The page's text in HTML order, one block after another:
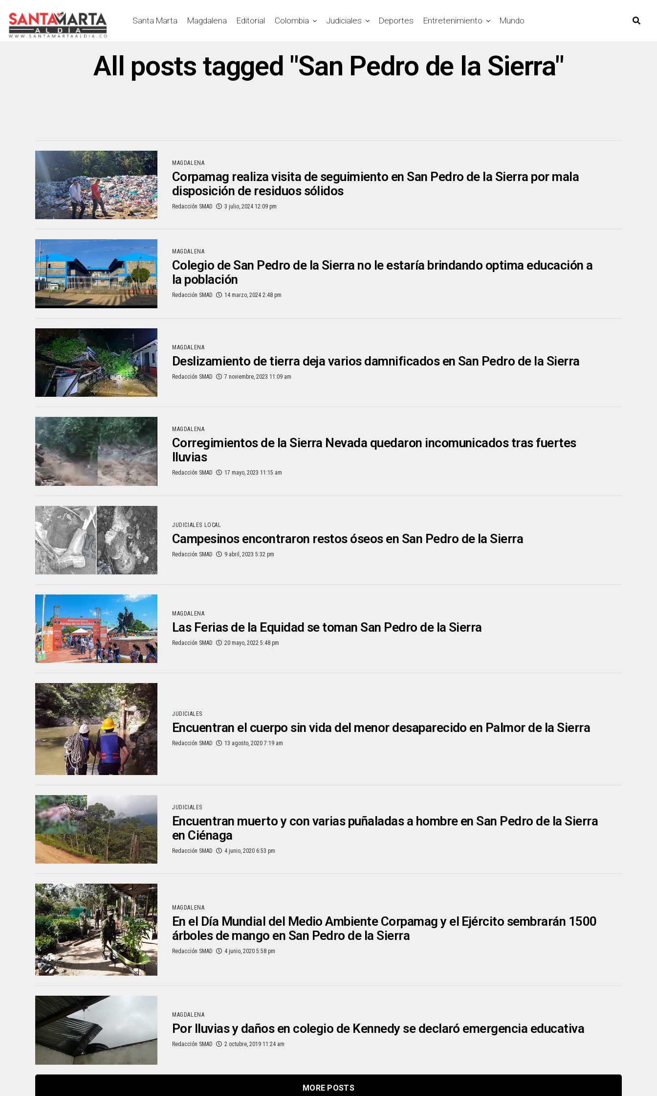
Santa Marta Magdalena Editorial Colombia Judiciales Deportes Entretenimiento Mundo
All posts tagged "San Pedro de la Sierra"
MAGDALENA
Corpamag realiza visita de seguimiento en San Pedro de la Sierra por mala
disposición de residuos sólidos
Redacción SMAD 3 julio, 2024 12:09 pm
MAGDALENA
Colegio de San Pedro de la Sierra no le estaría brindando optima educación a
la población
Redacción SMAD 14 marzo, 2024 2:48 pm
MAGDALENA
Deslizamiento de tierra deja varios damnificados en San Pedro de la Sierra
Redacción SMAD 7 noviembre, 2023 11:09 am
MAGDALENA
Corregimientos de la Sierra Nevada quedaron incomunicados tras fuertes
lluvias
Redacción SMAD 17 mayo, 2023 11:15 am
JUDICIALES LOCAL
Campesinos encontraron restos óseos en San Pedro de la Sierra
Redacción SMAD 9 abril, 2023 5:32 pm
MAGDALENA
Las Ferias de la Equidad se toman San Pedro de la Sierra
Redacción SMAD 20 mayo, 2022 5:48 pm
JUDICIALES
Encuentran el cuerpo sin vida del menor desaparecido en Palmor de la Sierra
Redacción SMAD 13 agosto, 2020 7:19 am
JUDICIALES
Encuentran muerto y con varias puñaladas a hombre en San Pedro de la Sierra
en Ciénaga
Redacción SMAD 4 junio, 2020 6:53 pm
MAGDALENA
En el Día Mundial del Medio Ambiente Corpamag y el Ejército sembrarán 1500
árboles de mango en San Pedro de la Sierra
Redacción SMAD 4 junio, 2020 5:58 pm
MAGDALENA
Por lluvias y daños en colegio de Kennedy se declaró emergencia educativa
Redacción SMAD 2 octubre, 2019 11:24 am
MORE POSTS